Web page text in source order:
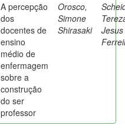
A percepção
dos
docentes de
ensino
médio de
enfermagem
sobre a
construção
do ser
professor
Orosco,
Simone
Shirasaki
Jesus